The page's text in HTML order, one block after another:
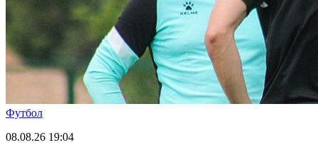
Футбол
08.08.26 19:04